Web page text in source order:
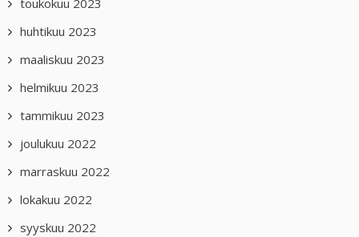
toukokuu 2023
huhtikuu 2023
maaliskuu 2023
helmikuu 2023
tammikuu 2023
joulukuu 2022
marraskuu 2022
lokakuu 2022
syyskuu 2022